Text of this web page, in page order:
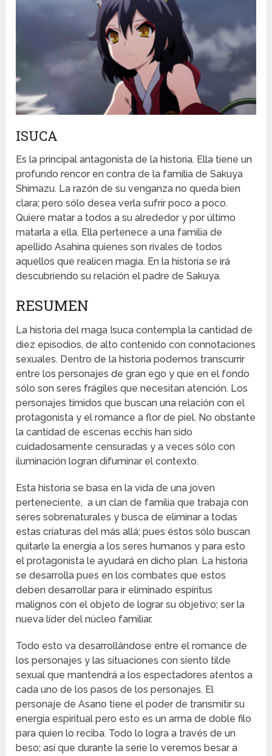
ISUCA
Es la principal antagonista de la historia. Ella tiene un
profundo rencor en contra de la familia de Sakuya
Shimazu. La razón de su venganza no queda bien
clara; pero sólo desea verla sufrir poco a poco.
Quiere matar a todos a su alrededor y por último
matarla a ella. Ella pertenece a una familia de
apellido Asahina quienes son rivales de todos
aquellos que realicen magia. En la historia se irá
descubriendo su relación el padre de Sakuya.
RESUMEN
La historia del maga Isuca contempla la cantidad de
diez episodios, de alto contenido con connotaciones
sexuales. Dentro de la historia podemos transcurrir
entre los personajes de gran ego y que en el fondo
sólo son seres frágiles que necesitan atención. Los
personajes tímidos que buscan una relación con el
protagonista y el romance a flor de piel. No obstante
la cantidad de escenas ecchis han sido
cuidadosamente censuradas y a veces sólo con
iluminación logran difuminar el contexto.
Esta historia se basa en la vida de una joven
perteneciente, a un clan de familia que trabaja con
seres sobrenaturales y busca de eliminar a todas
estas criaturas del más allá; pues éstos sólo buscan
quitarle la energía a los seres humanos y para esto
el protagonista le ayudará en dicho plan. La historia
se desarrolla pues en los combates que estos
deben desarrollar para ir eliminado espíritus
malignos con el objeto de lograr su objetivo; ser la
nueva líder del núcleo familiar.
Todo esto va desarrollándose entre el romance de
los personajes y las situaciones con siento tilde
sexual que mantendrá a los espectadores atentos a
cada uno de los pasos de los personajes. El
personaje de Asano tiene el poder de transmitir su
energía espiritual pero esto es un arma de doble filo
para quien lo reciba. Todo lo logra a través de un
beso; así que durante la serie lo veremos besar a